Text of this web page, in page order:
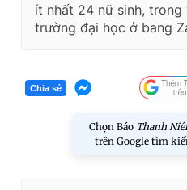
ít nhất 24 nữ sinh,
trường đại học ở bang
Chia sẻ
Chọn Báo Thanh
trên Google tìm